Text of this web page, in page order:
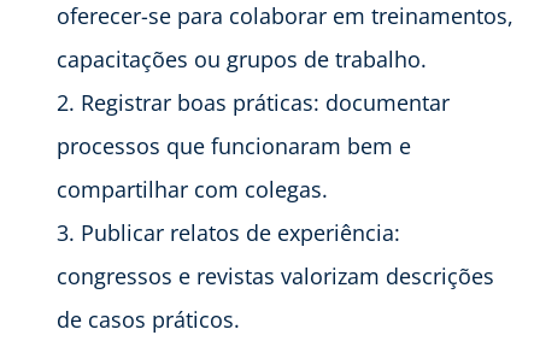
oferecer-se para colaborar em treinamentos,
capacitações ou grupos de trabalho.
Registrar boas práticas: documentar
processos que funcionaram bem e
compartilhar com colegas.
Publicar relatos de experiência:
congressos e revistas valorizam descrições
de casos práticos.